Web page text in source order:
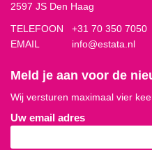
2597 JS Den Haag
TELEFOON +31 70 350 7050
EMAIL
info@estata.nl
Meld je aan voor de
Wij versturen maximaal vier
Uw email adres